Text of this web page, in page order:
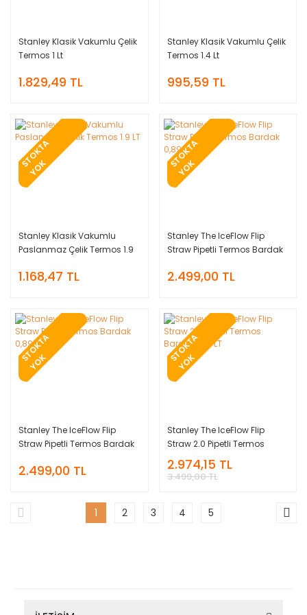
Stanley Klasik Vakumlu Çelik
Termos 1 Lt
1.829,49 TL
Stanley Klasik Vakumlu Çelik
Termos 1.4 Lt
995,59 TL
S
T
O
K
T
A
Y
O
K
Stanley Klasik Vakumlu
Paslanmaz Çelik Termos 1.9
1.168,47 TL
S
T
O
K
T
A
Y
O
K
Stanley The IceFlow Flip
Straw Pipetli Termos Bardak
2.499,00 TL
S
T
O
K
T
A
Y
O
K
Stanley The IceFlow Flip
Straw Pipetli Termos Bardak
2.499,00 TL
S
T
O
K
T
A
Y
O
K
Stanley The IceFlow Flip
Straw 2.0 Pipetli Termos
Bardak 1,06 LT
2.974,15 TL
3.499,00 TL
1 2 3 4 5